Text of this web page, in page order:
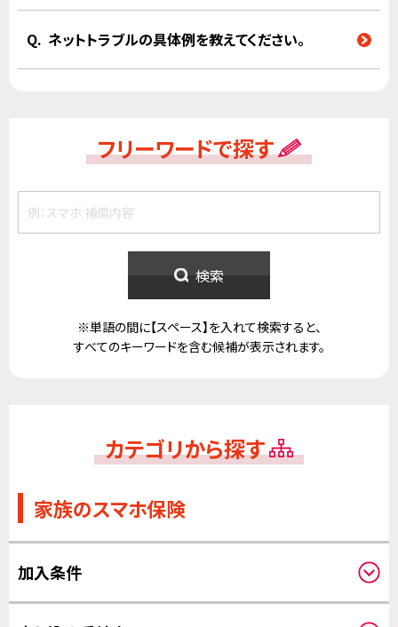
ネットトラブルの具体例を教えてください。
フリーワードで探す
検索
※単語の間に【スペース】を入れて検索すると、
すべてのキーワードを含む候補が表示されます。
カテゴリから探す
家族のスマホ保険
加入条件